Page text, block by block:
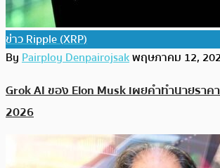
ข่าว Ripple (XRP)
ByPairploy Denpairojsakพฤษภาคม 12,
Grok AI ของ Elon Musk เผยคำทำนายราค
2026